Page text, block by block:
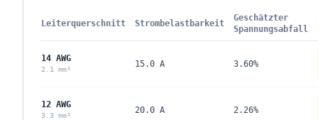
Leiterquerschnitt Strombelastbarkeit
Geschätzter
Spannungsabfall
14 AWG
2.1 mm²
15.0 A 3.60%
12 AWG
3.3 mm²
20.0 A 2.26%